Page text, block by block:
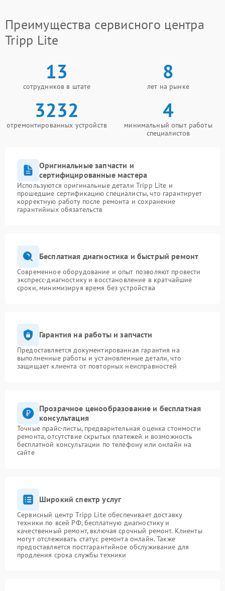
Преимущества сервисного центра
Tripp Lite
13
сотрудников в штате
8
лет на рынке
3232
отремонтированных устройств
4
минимальный опыт работы
специалистов
Оригинальные запчасти и
сертифицированные мастера
Используются оригинальные детали Tripp Lite и
прошедшие сертификацию специалисты, что гарантирует
корректную работу после ремонта и сохранение
гарантийных обязательств
Бесплатная диагностика и быстрый ремонт
Современное оборудование и опыт позволяют провести
экспресс-диагностику и восстановление в кратчайшие
сроки, минимизируя время без устройства
Гарантия на работы и запчасти
Предоставляется документированная гарантия на
выполненные работы и установленные детали, что
защищает клиента от повторных неисправностей
Прозрачное ценообразование и бесплатная
консультация
Точные прайс-листы, предварительная оценка стоимости
ремонта, отсутствие скрытых платежей и возможность
бесплатной консультации по телефону или онлайн на
сайте
Широкий спектр услуг
Сервисный центр Tripp Lite обеспечивает доставку
техники по всей РФ, бесплатную диагностику и
качественный ремонт, включая срочный ремонт. Клиенты
могут отслеживать статус ремонта онлайн. Также
предоставляется постгарантийное обслуживание для
продления срока службы техники